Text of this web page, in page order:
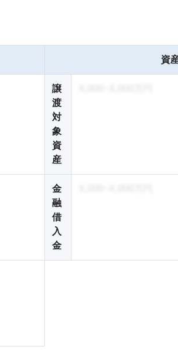
資
譲
渡
対
象
資
産
金
融
借
入
金